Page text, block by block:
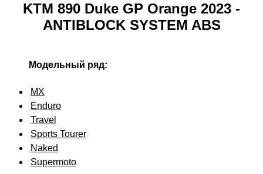
KTM 890 Duke GP Orange 2023 -
ANTIBLOCK SYSTEM ABS
Модельный ряд:
MX
Enduro
Travel
Sports Tourer
Naked
Supermoto